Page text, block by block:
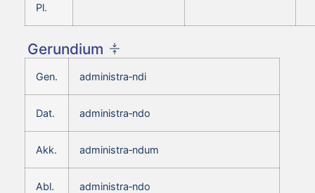
Pl.
Gerundium
Gen. administra‑ndi
Dat. administra‑ndo
Akk. administra‑ndum
Abl. administra‑ndo